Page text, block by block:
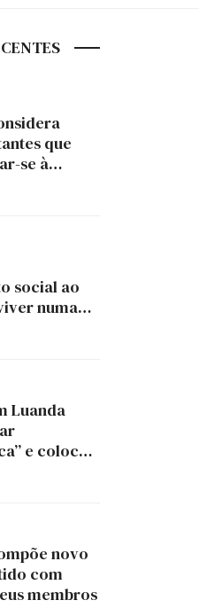
que
se à
social ao
numa
Luanda
e colocar
novo
com
membros